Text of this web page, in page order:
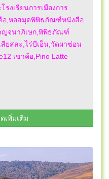
งเรียนการเมืองการ
อ,หอสมุดพิพิธภัณฑ์หนังสือ
ญจนาภิเษก,พิพิธภัณฑ์
ยสละ,ไร่บีเอ็น,วัดผาซ่อน
เขาค้อ,Pino Latte
เพิ่มเติม